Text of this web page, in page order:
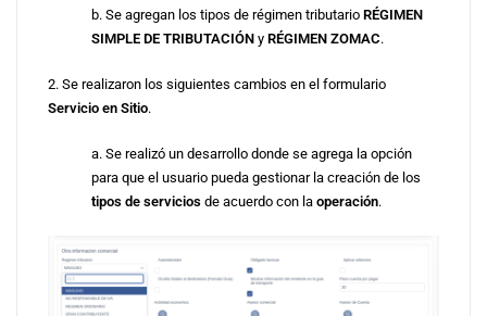
b. Se agregan los tipos de régimen tributario RÉGIMEN
SIMPLE DE TRIBUTACIÓNy RÉGIMEN ZOMAC.
2. Se realizaron los siguientes cambios en el formulario
Servicio en Sitio.
a. Se realizó un desarrollo donde se agrega la opción
para que el usuario pueda gestionar la creación de los
tipos de servicios de acuerdo con la operación.